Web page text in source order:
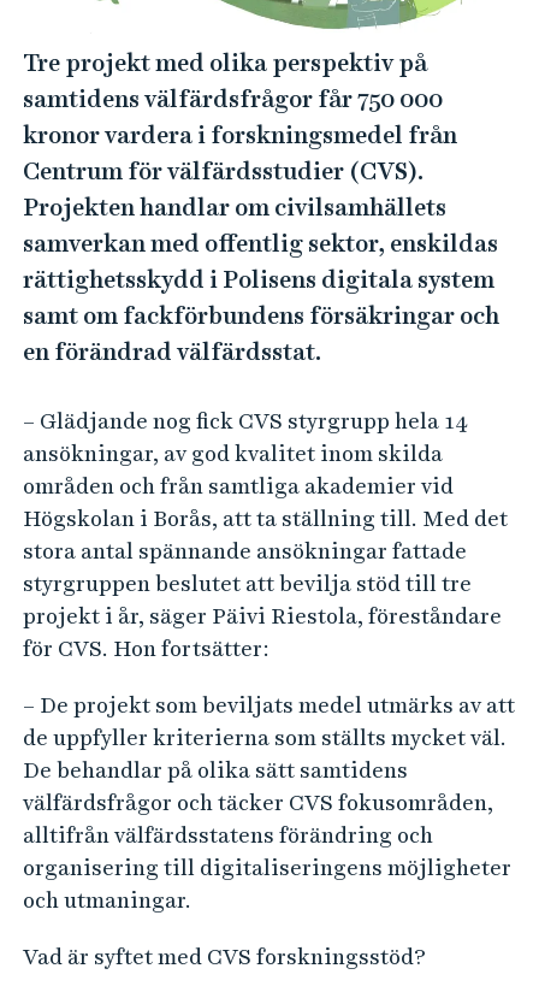
Tre projekt med olika perspektiv på
samtidens välfärdsfrågor får 750 000
kronor vardera i forskningsmedel från
Centrum för välfärdsstudier (CVS).
Projekten handlar om civilsamhällets
samverkan med offentlig sektor, enskildas
rättighetsskydd i Polisens digitala system
samt om fackförbundens försäkringar och
en förändrad välfärdsstat.
– Glädjande nog fick CVS styrgrupp hela 14
ansökningar, av god kvalitet inom skilda
områden och från samtliga akademier vid
Högskolan i Borås, att ta ställning till. Med det
stora antal spännande ansökningar fattade
styrgruppen beslutet att bevilja stöd till tre
projekt i år, säger Päivi Riestola, föreståndare
för CVS. Hon fortsätter:
– De projekt som beviljats medel utmärks av att
de uppfyller kriterierna som ställts mycket väl.
De behandlar på olika sätt samtidens
välfärdsfrågor och täcker CVS fokusområden,
alltifrån välfärdsstatens förändring och
organisering till digitaliseringens möjligheter
och utmaningar.
Vad är syftet med CVS forskningsstöd?